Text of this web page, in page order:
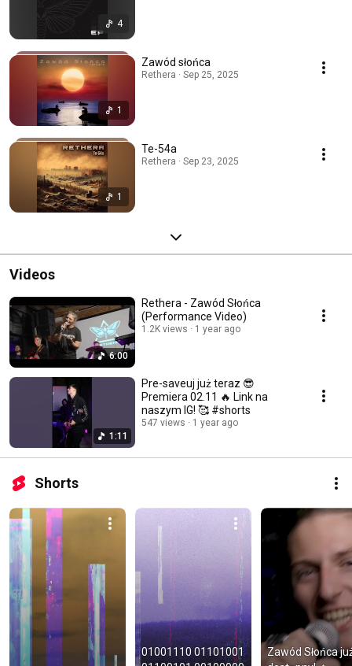
4
1
Zawód słońca
Rethera · Sep 25, 2025
1
Te-54a
Rethera · Sep 23, 2025
Videos
6:00
Rethera - Zawód Słońca
(Performance Video)
1.2K views 1 year ago
1:11
Pre-saveuj już teraz 😎
Premiera 02.11 🔥 Link na
naszym IG! 🥰 #shorts
547 views 1 year ago
Shorts
01001110 01101001
Zawód Słońca